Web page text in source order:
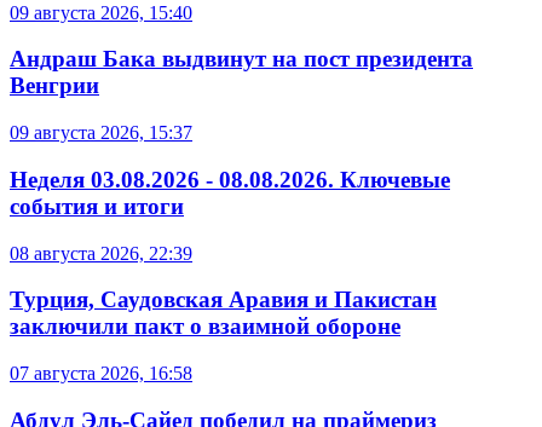
09 августа 2026, 15:40
Андраш Бака выдвинут на пост президента
Венгрии
09 августа 2026, 15:37
Неделя 03.08.2026 - 08.08.2026. Ключевые
события и итоги
08 августа 2026, 22:39
Турция, Саудовская Аравия и Пакистан
заключили пакт о взаимной обороне
07 августа 2026, 16:58
Абдул Эль-Сайед победил на праймериз